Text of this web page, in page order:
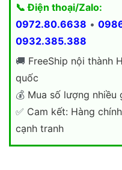
📞 Điện thoại/Zalo:
0972.80.6638 •
0932.385.388
🚚 FreeShip nội thành
quốc
💰 Mua số lượng
✅ Cam kết: Hàng
cạnh tranh